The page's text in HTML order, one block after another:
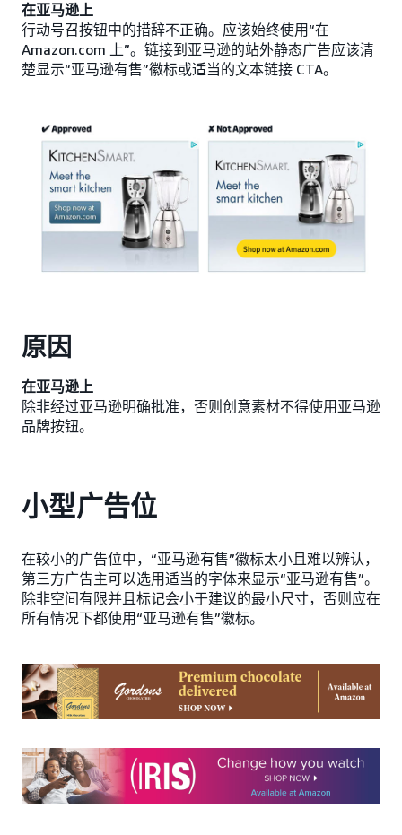
在亚马逊上
行动号召按钮中的措辞不正确。应该始终使用“在
Amazon.com 上”。链接到亚马逊的站外静态广告应该清
楚显示“亚马逊有售”徽标或适当的文本链接 CTA。
原因
在亚马逊上
除非经过亚马逊明确批准，否则创意素材不得使用亚马逊
品牌按钮。
小型广告位
在较小的广告位中，“亚马逊有售”徽标太小且难以辨认，
第三方广告主可以选用适当的字体来显示“亚马逊有售”。
除非空间有限并且标记会小于建议的最小尺寸，否则应在
所有情况下都使用“亚马逊有售”徽标。